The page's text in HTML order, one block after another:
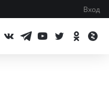
Вход